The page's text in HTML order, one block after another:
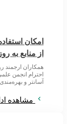
امکان
از منابع به
همکاران ارجمند
احترام انجمن
آسانتر و بهره‌مندی
مشاهده